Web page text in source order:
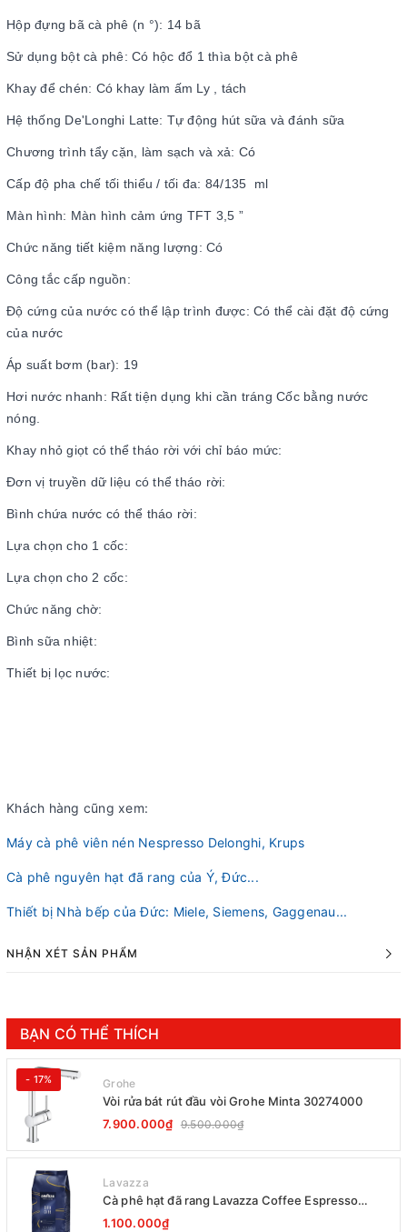
Hộp đựng bã cà phê (n °): 14 bã
Sử dụng bột cà phê: Có hộc đổ 1 thìa bột cà phê
Khay để chén: Có khay làm ấm Ly , tách
Hệ thống De'Longhi Latte: Tự động hút sữa và đánh sữa
Chương trình tẩy cặn, làm sạch và xả: Có
Cấp độ pha chế tối thiểu / tối đa: 84/135 ml
Màn hình: Màn hình cảm ứng TFT 3,5 ”
Chức năng tiết kiệm năng lượng: Có
Công tắc cấp nguồn:
Độ cứng của nước có thể lập trình được: Có thể cài đặt độ cứng
của nước
Áp suất bơm (bar): 19
Hơi nước nhanh: Rất tiện dụng khi cần tráng Cốc bằng nước
nóng.
Khay nhỏ giọt có thể tháo rời với chỉ báo mức:
Đơn vị truyền dữ liệu có thể tháo rời:
Bình chứa nước có thể tháo rời:
Lựa chọn cho 1 cốc:
Lựa chọn cho 2 cốc:
Chức năng chờ:
Bình sữa nhiệt:
Thiết bị lọc nước:
Khách hàng cũng xem:
Máy cà phê viên nén Nespresso Delonghi, Krups
Cà phê nguyên hạt đã rang của Ý, Đức...
Thiết bị Nhà bếp của Đức: Miele, Siemens, Gaggenau...
NHẬN XÉT SẢN PHẨM
BẠN CÓ THỂ THÍCH
- 17% Grohe
Vòi rửa bát rút đầu vòi Grohe Minta 30274000
7.900.000₫ 9.500.000₫
Lavazza
Cà phê hạt đã rang Lavazza Coffee Espresso
Super Crema 1000g Date 12-2027
1.100.000₫